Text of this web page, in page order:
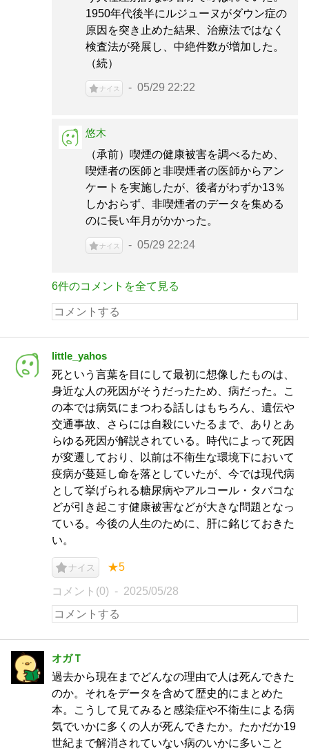
1950年代後半にルジューヌがダウン症の
原因を突き止めた結果、治療法ではなく
検査法が発展し、中絶件数が増加した。
（続）
ナイス 05/29 22:22
悠木
（承前）喫煙の健康被害を調べるため、
喫煙者の医師と非喫煙者の医師からアン
ケートを実施したが、後者がわずか13％
しかおらず、非喫煙者のデータを集める
のに長い年月がかかった。
ナイス 05/29 22:24
6件のコメントを全て見る
little_yahos
死という言葉を目にして最初に想像したものは、
身近な人の死因がそうだったため、病だった。こ
の本では病気にまつわる話しはもちろん、遺伝や
交通事故、さらには自殺にいたるまで、ありとあ
らゆる死因が解説されている。時代によって死因
が変遷しており、以前は不衛生な環境下において
疫病が蔓延し命を落としていたが、今では現代病
として挙げられる糖尿病やアルコール・タバコな
どが引き起こす健康被害などが大きな問題となっ
ている。今後の人生のために、肝に銘じておきた
い。
ナイス ★5
コメント(0) 2025/05/28
オガＴ
過去から現在までどんなの理由で人は死んできた
のか。それをデータを含めて歴史的にまとめた
本。こうして見てみると感染症や不衛生による病
気でいかに多くの人が死んできたか。たかだか19
世紀まで解消されていない病のいかに多いこと